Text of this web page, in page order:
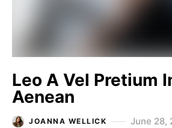
Leo A Vel Pretium
Aenean
JOANNA WELLICK June 28,